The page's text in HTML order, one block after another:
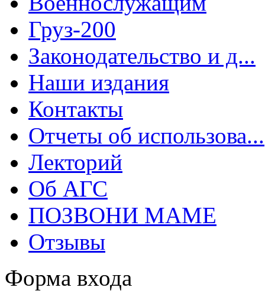
Груз-200
Законодательство и д...
Наши издания
Контакты
Отчеты об использова...
Лекторий
Об АГС
ПОЗВОНИ МАМЕ
Отзывы
Форма входа